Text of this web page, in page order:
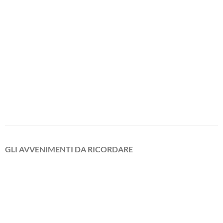
GLI AVVENIMENTI DA RICORDARE